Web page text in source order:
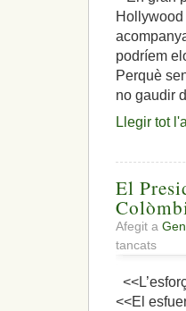
podríem
Perquè
no gaudir
Llegir tot
El
Afegit a
tancats
El
visita
<<El